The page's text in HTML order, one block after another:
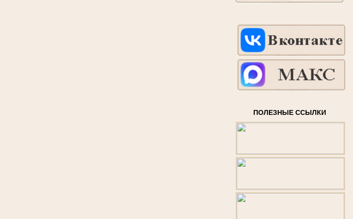
ПОЛЕЗНЫЕ ССЫЛКИ